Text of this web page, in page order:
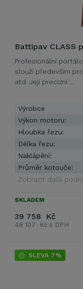
Battipav CLASS
Profesionální
slouží především
atd. Její precizní …
Výrobce
Výkon motoru:
Hloubka řezu:
Délka řezu:
Naklápění:
Průměr kotouče:
Zobrazit další
SKLADEM
39 758 Kč
48 107 Kč s DPH
SLEVA 7%